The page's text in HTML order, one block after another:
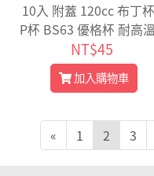
10入 附蓋 120cc 布丁
P杯 BS63 優格杯 耐高
膠烤杯容器 果凍杯 蒸蛋
【G63】
NT$45
加入購物車
« 1 2 3